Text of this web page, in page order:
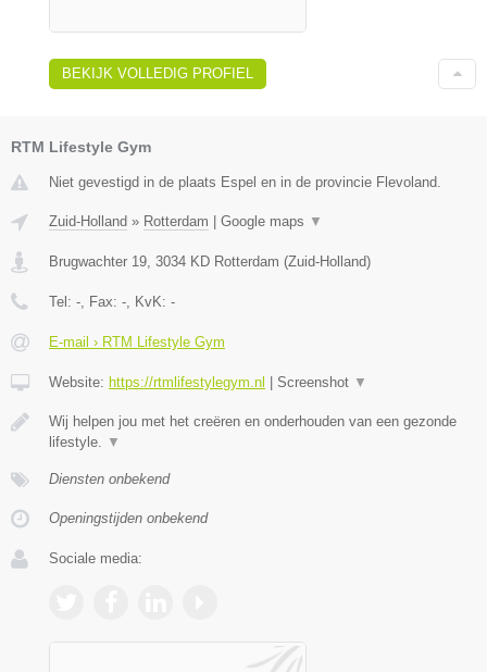
BEKIJK VOLLEDIG PROFIEL
RTM Lifestyle Gym
Niet gevestigd in de plaats Espel en in de provincie Flevoland.
Zuid-Holland » Rotterdam | Google maps ▼
Brugwachter 19 3034 KD Rotterdam (Zuid-Holland)
Tel: - , Fax: - , KvK: -
E-mail › RTM Lifestyle Gym
Website: https://rtmlifestylegym.nl | Screenshot ▼
Wij helpen jou met het creëren en onderhouden van een gezonde
lifestyle.
▼
Diensten onbekend
Openingstijden onbekend
Sociale media: